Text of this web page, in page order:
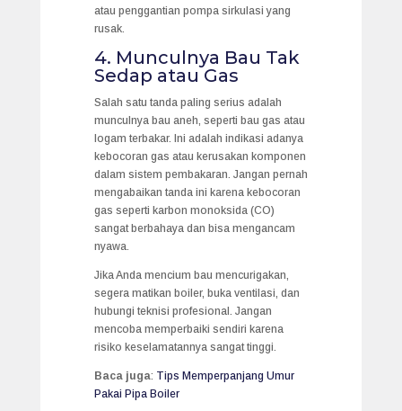
atau penggantian pompa sirkulasi yang
rusak.
4. Munculnya Bau Tak
Sedap atau Gas
Salah satu tanda paling serius adalah
munculnya bau aneh, seperti bau gas atau
logam terbakar. Ini adalah indikasi adanya
kebocoran gas atau kerusakan komponen
dalam sistem pembakaran. Jangan pernah
mengabaikan tanda ini karena kebocoran
gas seperti karbon monoksida (CO)
sangat berbahaya dan bisa mengancam
nyawa.
Jika Anda mencium bau mencurigakan,
segera matikan boiler, buka ventilasi, dan
hubungi teknisi profesional. Jangan
mencoba memperbaiki sendiri karena
risiko keselamatannya sangat tinggi.
Baca juga: Tips Memperpanjang Umur
Pakai Pipa Boiler